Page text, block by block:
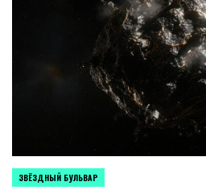
POSTED
ЗВЁЗДНЫЙ БУЛЬВАР